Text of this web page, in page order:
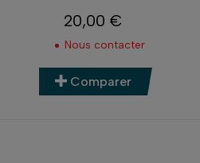
Prix
20,00 €
Nous contacter
Comparer